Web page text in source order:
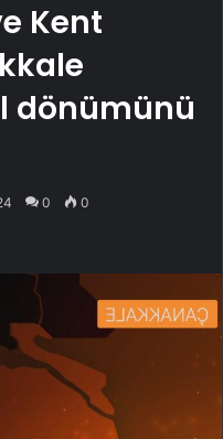
Kent
dönümünü
0 0